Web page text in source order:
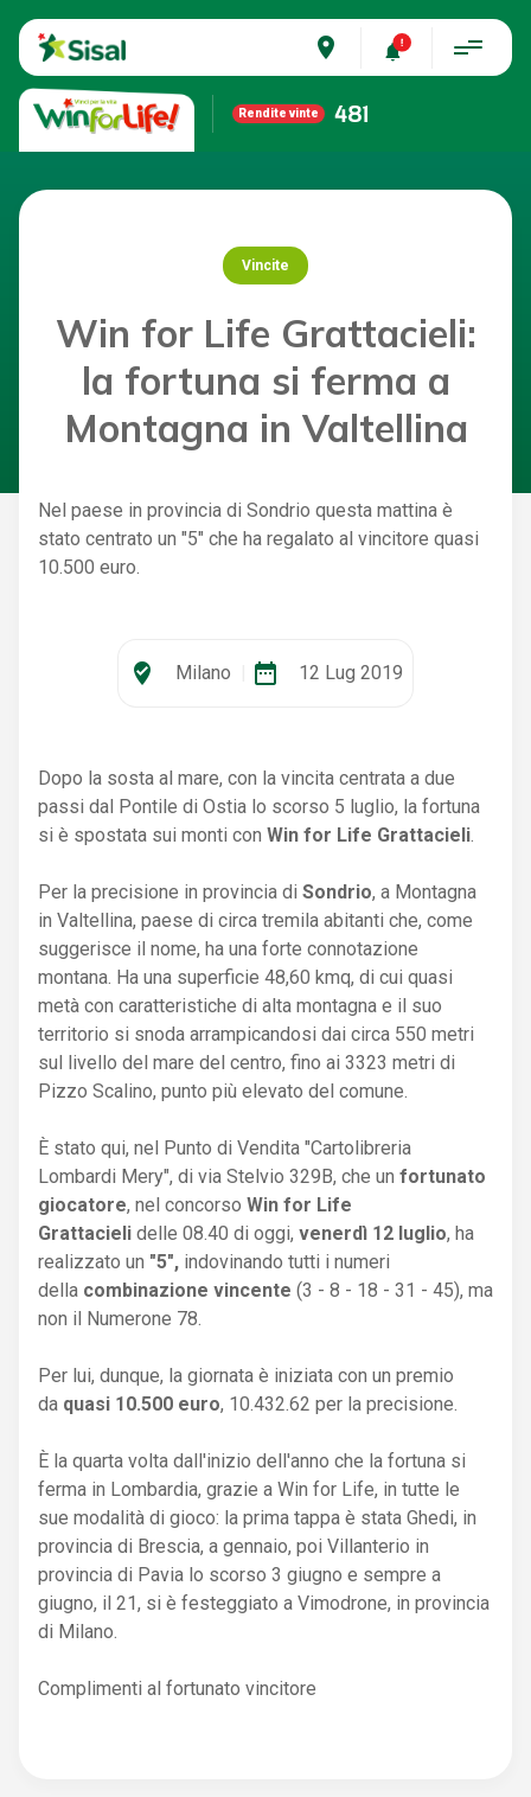
place
Rendite vinte 481
Vincite
Win for Life Grattacieli:
la fortuna si ferma a
Montagna in Valtellina
Nel paese in provincia di Sondrio questa mattina è
stato centrato un "5" che ha regalato al vincitore quasi
10.500 euro.
where_to_vote Milano date_range 12 Lug 2019
Dopo la sosta al mare, con la vincita centrata a due
passi dal Pontile di Ostia lo scorso 5 luglio, la fortuna
si è spostata sui monti con Win for Life Grattacieli.
Per la precisione in provincia di Sondrio, a Montagna
in Valtellina, paese di circa tremila abitanti che, come
suggerisce il nome, ha una forte connotazione
montana. Ha una superficie 48,60 kmq, di cui quasi
metà con caratteristiche di alta montagna e il suo
territorio si snoda arrampicandosi dai circa 550 metri
sul livello del mare del centro, fino ai 3323 metri di
Pizzo Scalino, punto più elevato del comune.
È stato qui, nel Punto di Vendita "Cartolibreria
Lombardi Mery", di via Stelvio 329B, che un fortunato
giocatore, nel concorso Win for Life
Grattacieli delle 08.40 di oggi, venerdì 12 luglio, ha
realizzato un "5", indovinando tutti i numeri
della combinazione vincente (3 - 8 - 18 - 31 - 45), ma
non il Numerone 78.
Per lui, dunque, la giornata è iniziata con un premio
da quasi 10.500 euro, 10.432.62 per la precisione.
È la quarta volta dall'inizio dell'anno che la fortuna si
ferma in Lombardia, grazie a Win for Life, in tutte le
sue modalità di gioco: la prima tappa è stata Ghedi, in
provincia di Brescia, a gennaio, poi Villanterio in
provincia di Pavia lo scorso 3 giugno e sempre a
giugno, il 21, si è festeggiato a Vimodrone, in provincia
di Milano.
Complimenti al fortunato vincitore